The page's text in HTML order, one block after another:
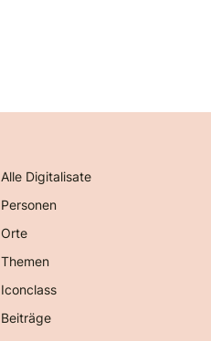
Alle Digitalisate
Personen
Orte
Themen
Iconclass
Beiträge